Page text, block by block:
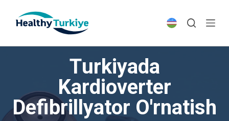
p
o
n
Turkiyada
Kardioverter
Defibrillyator O'rnatish